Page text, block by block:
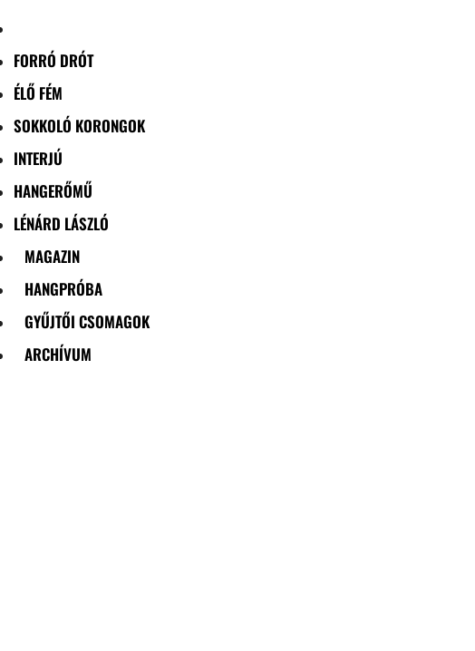
FORRÓ DRÓT
ÉLŐ FÉM
SOKKOLÓ KORONGOK
INTERJÚ
HANGERŐMŰ
LÉNÁRD LÁSZLÓ
MAGAZIN
HANGPRÓBA
GYŰJTŐI CSOMAGOK
ARCHÍVUM